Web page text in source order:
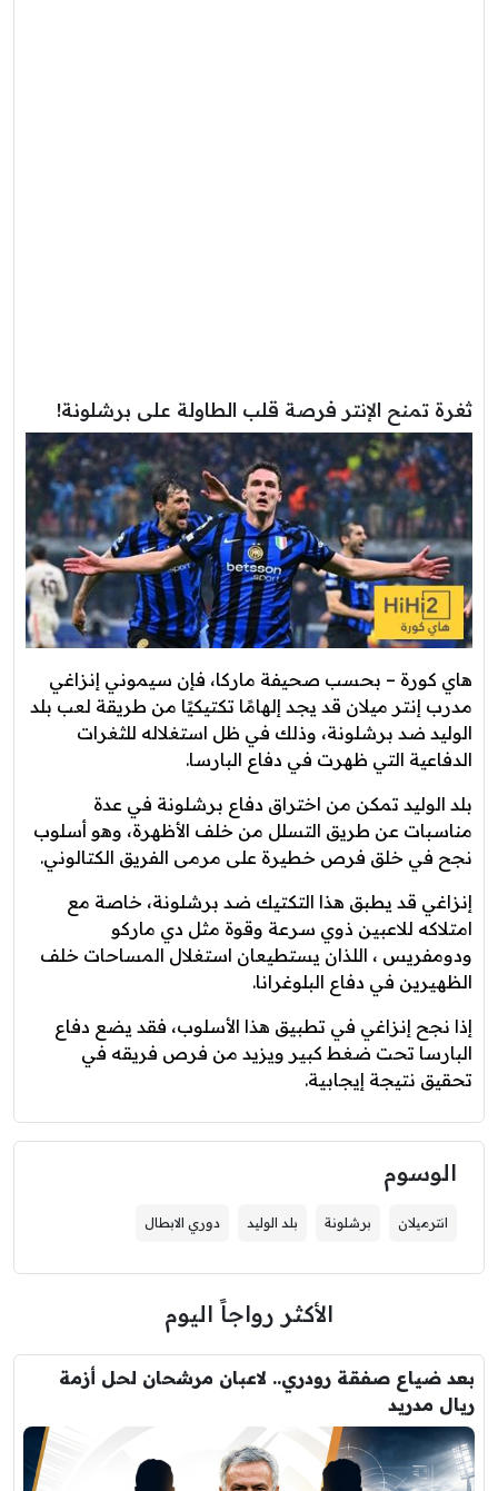
ثغرة تمنح الإنتر فرصة قلب الطاولة على برشلونة!
هاي كورة – بحسب صحيفة ماركا، فإن سيموني إنزاغي
مدرب إنتر ميلان قد يجد إلهامًا تكتيكيًا من طريقة لعب بلد
الوليد ضد برشلونة، وذلك في ظل استغلاله للثغرات
الدفاعية التي ظهرت في دفاع البارسا.
بلد الوليد تمكن من اختراق دفاع برشلونة في عدة
مناسبات عن طريق التسلل من خلف الأظهرة، وهو أسلوب
نجح في خلق فرص خطيرة على مرمى الفريق الكتالوني.
إنزاغي قد يطبق هذا التكتيك ضد برشلونة، خاصة مع
امتلاكه للاعبين ذوي سرعة وقوة مثل دي ماركو
ودومفريس ، اللذان يستطيعان استغلال المساحات خلف
الظهيرين في دفاع البلوغرانا.
إذا نجح إنزاغي في تطبيق هذا الأسلوب، فقد يضع دفاع
البارسا تحت ضغط كبير ويزيد من فرص فريقه في
تحقيق نتيجة إيجابية.
الوسوم
انترميلان برشلونة بلد الوليد دوري الابطال
الأكثر رواجاً اليوم
بعد ضياع صفقة رودري.. لاعبان مرشحان لحل أزمة
ريال مدريد